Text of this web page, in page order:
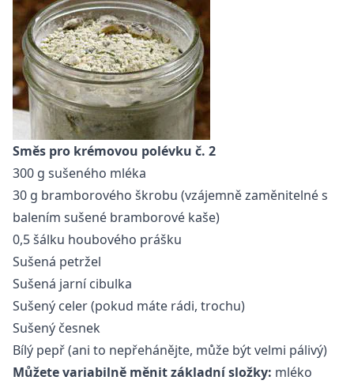
Směs pro krémovou polévku č. 2
300 g sušeného mléka
30 g bramborového škrobu (vzájemně zaměnitelné s
balením sušené bramborové kaše)
0,5 šálku houbového prášku
Sušená petržel
Sušená jarní cibulka
Sušený celer (pokud máte rádi, trochu)
Sušený česnek
Bílý pepř (ani to nepřehánějte, může být velmi pálivý)
Můžete variabilně měnit základní složky: mléko